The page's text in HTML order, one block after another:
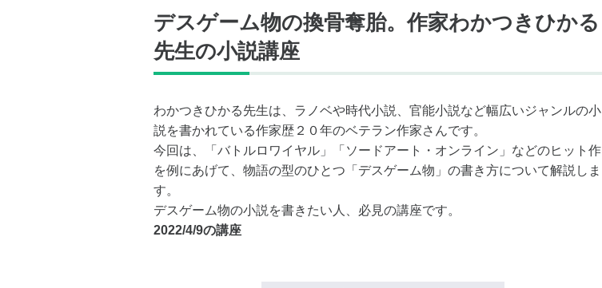
デスゲーム物の換骨奪胎。作家わかつきひかる
先生の小説講座
わかつきひかる先生は、ラノベや時代小説、官能小説など幅広いジャンルの小
説を書かれている作家歴２０年のベテラン作家さんです。
今回は、「バトルロワイヤル」「ソードアート・オンライン」などのヒット作
を例にあげて、物語の型のひとつ「デスゲーム物」の書き方について解説しま
す。
デスゲーム物の小説を書きたい人、必見の講座です。
2022/4/9の講座